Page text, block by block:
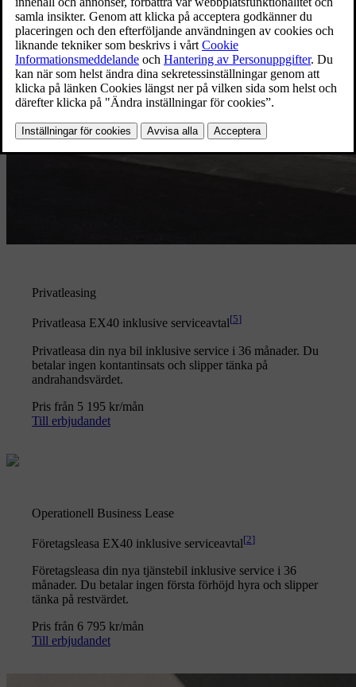
Privatleasing
Privatleasa EX40 inklusive serviceavtal[5]
Privatleasa din nya bil inklusive service i 36 månader. Du
betalar ingen kontantinsats och slipper tänka på
andrahandsvärdet.
Pris från 5 195 kr/mån
Till erbjudandet
Operationell Business Lease
Företagsleasa EX40 inklusive serviceavtal[2]
Företagsleasa din nya tjänstebil inklusive service i 36
månader. Du betalar ingen första förhöjd hyra och slipper
tänka på restvärdet.
Pris från 6 795 kr/mån
Till erbjudandet